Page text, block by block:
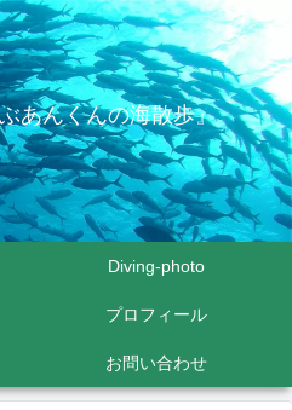
あんくんの海散歩』
Diving-photo
プロフィール
お問い合わせ